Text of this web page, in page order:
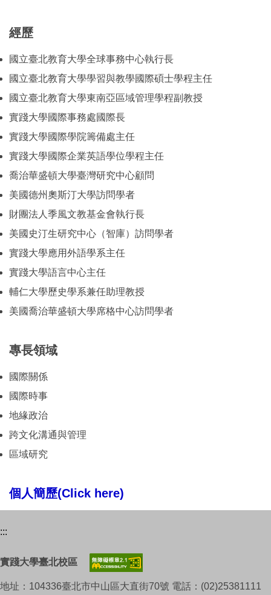
經歷
國立臺北教育大學全球事務中心執行長
國立臺北教育大學學習與教學國際碩士學程主任
國立臺北教育大學東南亞區域管理學程副教授
實踐大學國際事務處國際長
實踐大學國際學院籌備處主任
實踐大學國際企業英語學位學程主任
喬治華盛頓大學臺灣研究中心顧問
美國德州奧斯汀大學訪問學者
財團法人季風文教基金會執行長
美國史汀生研究中心（智庫）訪問學者
實踐大學應用外語學系主任
實踐大學語言中心主任
輔仁大學歷史學系兼任助理教授
美國喬治華盛頓大學席格中心訪問學者
專長領域
國際關係
國際時事
地緣政治
跨文化溝通與管理
區域研究
個人簡歷(Click here)
:::
實踐大學臺北校區
地址：104336臺北市中山區大直街70號 電話：(02)25381111